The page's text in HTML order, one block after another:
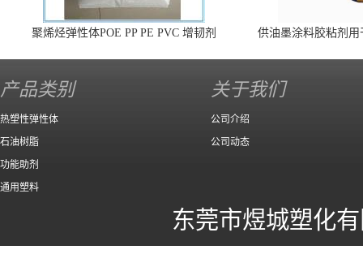
聚烯烃弹性体POE PP PE PVC 增韧剂
供油墨涂料胶粘剂
产品类别
热塑性弹性体
石油树脂
功能助剂
通用塑料
关于我们
公司介绍
公司动态
东莞市煜城塑化